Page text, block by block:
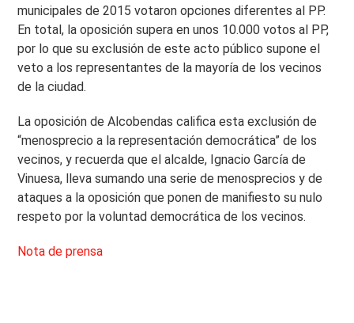
municipales de 2015 votaron opciones diferentes al PP.
En total, la oposición supera en unos 10.000 votos al PP,
por lo que su exclusión de este acto público supone el
veto a los representantes de la mayoría de los vecinos
de la ciudad.
La oposición de Alcobendas califica esta exclusión de
“menosprecio a la representación democrática” de los
vecinos, y recuerda que el alcalde, Ignacio García de
Vinuesa, lleva sumando una serie de menosprecios y de
ataques a la oposición que ponen de manifiesto su nulo
respeto por la voluntad democrática de los vecinos.
Nota de prensa